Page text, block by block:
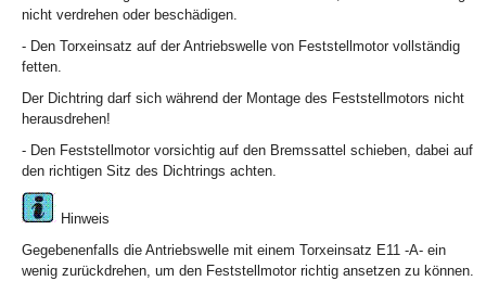
nicht verdrehen oder beschädigen.
- Den Torxeinsatz auf der Antriebswelle von Feststellmotor vollständig
fetten.
Der Dichtring darf sich während der Montage des Feststellmotors nicht
herausdrehen!
- Den Feststellmotor vorsichtig auf den Bremssattel schieben, dabei auf
den richtigen Sitz des Dichtrings achten.
Hinweis
Gegebenenfalls die Antriebswelle mit einem Torxeinsatz E11 -A- ein
wenig zurückdrehen, um den Feststellmotor richtig ansetzen zu können.